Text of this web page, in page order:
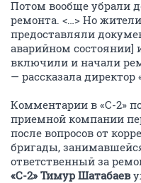
Потом вообще убрали
ремонта. <…> Но
предоставляли
аварийном состоянии]
включили и начали
— рассказала директор
Комментарии в «С-2»
приемной компании
после вопросов от
бригады,
ответственный за
«С-2» Тимур Шатабаев